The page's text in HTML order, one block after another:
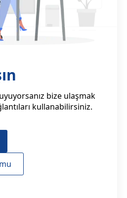
bize ulaşmak
kullanabilirsiniz.